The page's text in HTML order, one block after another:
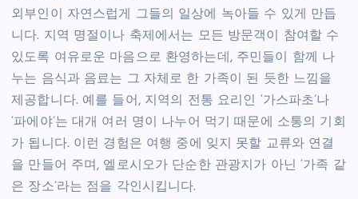
외부인이 자연스럽게 그들의 일상에 녹아들 수 있게 만듭
니다. 지역 명절이나 축제에서는 모든 방문객이 참여할 수
있도록 여유로운 마음으로 환영하는데, 주민들이 함께 나
누는 음식과 음료는 그 자체로 한 가족이 된 듯한 느낌을
제공합니다. 예를 들어, 지역의 전통 요리인 ‘가스파초’나
‘파에야’는 대개 여러 명이 나누어 먹기 때문에 소통의 기회
가 됩니다. 이런 경험은 여행 중에 잊지 못할 교류와 연결
을 만들어 주며, 엘로시오가 단순한 관광지가 아닌 ‘가족 같
은 장소’라는 점을 각인시킵니다.